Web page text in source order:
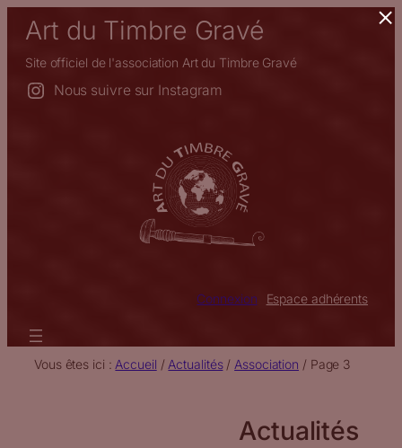
Aller
contenu
Art du Timbre Gravé
Site officiel de l'association Art du Timbre Gravé
Nous suivre sur Instagram
Connexion Espace adhérents
Vous êtes ici : Accueil / Actualités/ Association / Page 3
Actualités
×